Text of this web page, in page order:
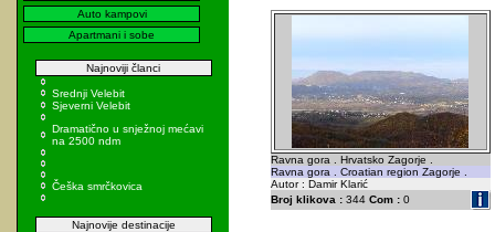
Auto kampovi
Apartmani i sobe
Najnoviji članci
Srednji Velebit
Sjeverni Velebit
Dramatično u snježnoj mećavi
na 2500 ndm
Češka smrčkovica
Najnovije destinacije
Ravna gora . Hrvatsko Zagorje .
Ravna gora . Croatian region Zagorje .
Autor : Damir Klarić
Broj klikova :344 Com :0